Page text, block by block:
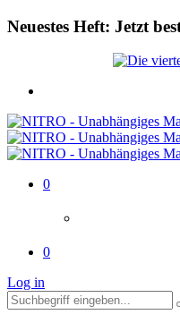
Neuestes Heft: Jetzt
0
0
Log in